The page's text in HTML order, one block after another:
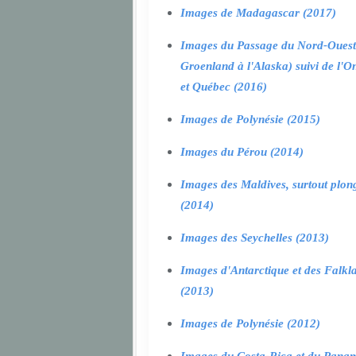
Images de Madagascar (2017)
Images du Passage du Nord-
Groenland à l'Alaska) suivi de
et Québec (2016)
Images de Polynésie (2015)
Images du Pérou (2014)
Images des Maldives, surtout
(2014)
Images des Seychelles (2013)
Images d'Antarctique et des
(2013)
Images de Polynésie (2012)